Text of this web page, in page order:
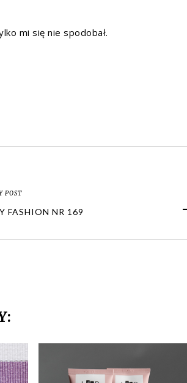
mi się nie spodobał.
POST
FASHION NR 169